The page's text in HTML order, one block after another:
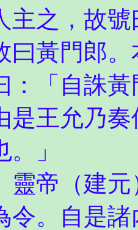
主之，故
曰黃門郎
：「自誅
是王允乃
」
（建元）
令。自是